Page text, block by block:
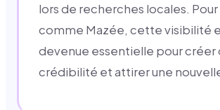
lors de recherches locales. Pour
comme Mazée, cette visibilité
devenue essentielle pour créer
crédibilité et attirer une